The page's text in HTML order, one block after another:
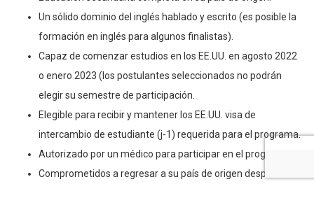
Un sólido dominio del inglés hablado y escrito (es posible la
formación en inglés para algunos finalistas).
Capaz de comenzar estudios en los EE.UU. en agosto 2022
o enero 2023 (los postulantes seleccionados no podrán
elegir su semestre de participación.
Elegible para recibir y mantener los EE.UU. visa de
intercambio de estudiante (j-1) requerida para el programa.
Autorizado por un médico para participar en el programa.
Comprometidos a regresar a su país de origen después de